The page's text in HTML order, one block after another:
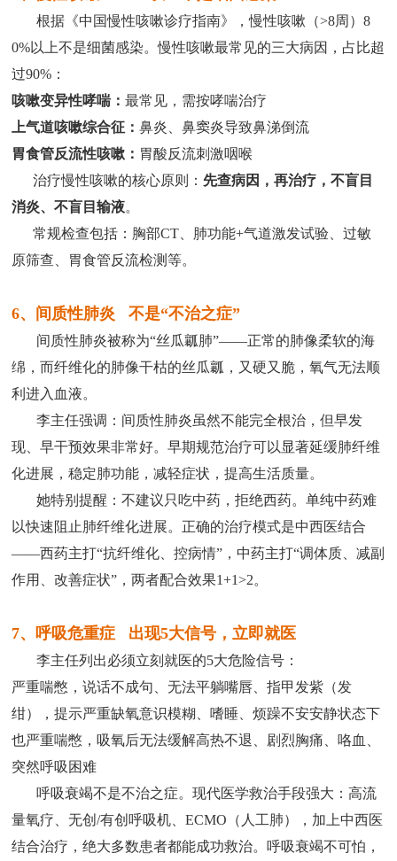
根据《中国慢性咳嗽诊疗指南》，慢性咳嗽（>8周）8
0%以上不是细菌感染。慢性咳嗽最常见的三大病因，占比超
过90%：
咳嗽变异性哮喘：最常见，需按哮喘治疗
上气道咳嗽综合征：鼻炎、鼻窦炎导致鼻涕倒流
胃食管反流性咳嗽： 胃酸反流刺激咽喉
治疗慢性咳嗽的核心原则： 先查病因，再治疗，不盲目
消炎、不盲目输液。
常规检查包括：胸部CT、肺功能+气道激发试验、过敏
原筛查、胃食管反流检测等。
6、间质性肺炎 不是“不治之症”
间质性肺炎被称为“丝瓜瓤肺”——正常的肺像柔软的海
绵，而纤维化的肺像干枯的丝瓜瓤，又硬又脆，氧气无法顺
利进入血液。
李主任强调：间质性肺炎虽然不能完全根治，但早发
现、早干预效果非常好。早期规范治疗可以显著延缓肺纤维
化进展，稳定肺功能，减轻症状，提高生活质量。
她特别提醒：不建议只吃中药，拒绝西药。单纯中药难
以快速阻止肺纤维化进展。正确的治疗模式是中西医结合
——西药主打“抗纤维化、控病情”，中药主打“调体质、减副
作用、改善症状”，两者配合效果1+1>2。
7、呼吸危重症 出现5大信号，立即就医
李主任列出必须立刻就医的5大危险信号：
严重喘憋，说话不成句、无法平躺嘴唇、指甲发紫（发
绀），提示严重缺氧意识模糊、嗜睡、烦躁不安安静状态下
也严重喘憋，吸氧后无法缓解高热不退、剧烈胸痛、咯血、
突然呼吸困难
呼吸衰竭不是不治之症。现代医学救治手段强大：高流
量氧疗、无创/有创呼吸机、ECMO（人工肺），加上中西医
结合治疗，绝大多数患者都能成功救治。呼吸衰竭不可怕，